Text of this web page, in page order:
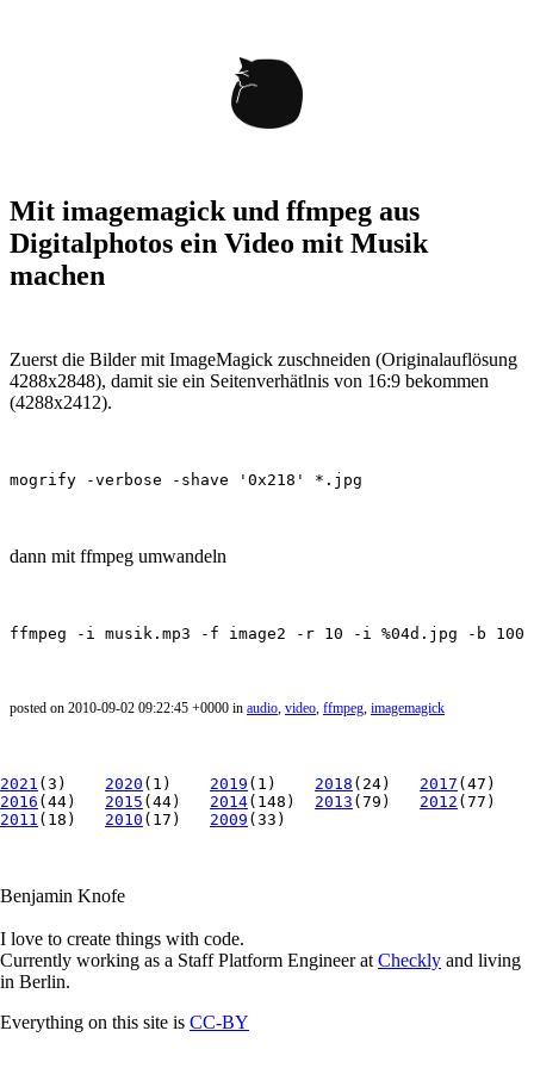
Mit imagemagick und ffmpeg aus
Digitalphotos ein Video mit Musik
machen
Zuerst die Bilder mit ImageMagick zuschneiden (Originalauflösung
4288x2848), damit sie ein Seitenverhätlnis von 16:9 bekommen
(4288x2412).
mogrify -verbose -shave '0x218' *
dann mit ffmpeg umwandeln
ffmpeg -i musik.mp3 -f image2 -r 10 -i %04d.jpg -b
posted on 2010-09-02 09:22:45 +0000 in audio, video, ffmpeg, imagemagick
2021 (3) 2020 (1) 2019 (1) 2018 (24) 2017 (47)
2016 (44) 2015 (44) 2014(148) 2013 (79) 2012 (77)
2011 (18) 2010 (17) 2009 (33)
Benjamin Knofe
I love to create things with code.
Currently working as a Staff Platform Engineer at Checkly and living
in Berlin.
Everything on this site is CC-BY